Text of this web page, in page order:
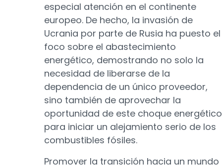
especial atención en el continente
europeo. De hecho, la invasión de
Ucrania por parte de Rusia ha puesto el
foco sobre el abastecimiento
energético, demostrando no solo la
necesidad de liberarse de la
dependencia de un único proveedor,
sino también de aprovechar la
oportunidad de este choque energético
para iniciar un alejamiento serio de los
combustibles fósiles.
Promover la transición hacia un mundo